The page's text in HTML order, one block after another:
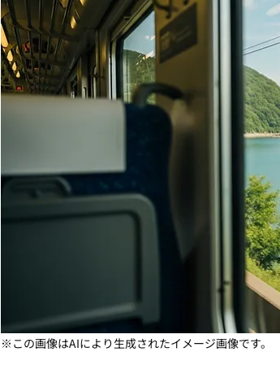
※この画像はAIにより生成されたイメージ画像です。